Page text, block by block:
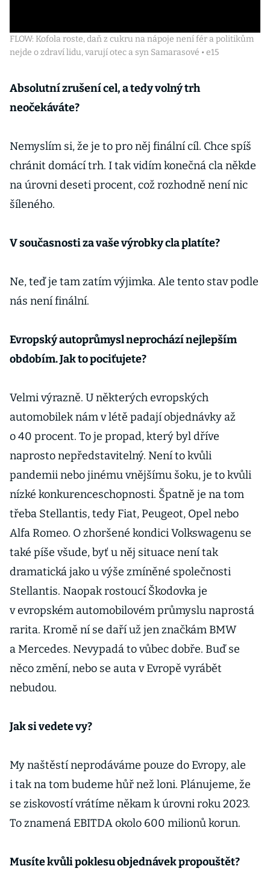
FLOW: Kofola roste, daň z cukru na nápoje není fér a politikům
nejde o zdraví lidu, varují otec a syn Samarasové • e15
Absolutní zrušení cel, a tedy volný trh
neočekáváte?
Nemyslím si, že je to pro něj finální cíl. Chce spíš
chránit domácí trh. I tak vidím konečná cla někde
na úrovni deseti procent, což rozhodně není nic
šíleného.
V současnosti za vaše výrobky cla platíte?
Ne, teď je tam zatím výjimka. Ale tento stav podle
nás není finální.
Evropský autoprůmysl neprochází nejlepším
obdobím. Jak to pociťujete?
Velmi výrazně. U některých evropských
automobilek nám v létě padají objednávky až
o 40 procent. To je propad, který byl dříve
naprosto nepředstavitelný. Není to kvůli
pandemii nebo jinému vnějšímu šoku, je to kvůli
nízké konkurenceschopnosti. Špatně je na tom
třeba Stellantis, tedy Fiat, Peugeot, Opel nebo
Alfa Romeo. O zhoršené kondici Volkswagenu se
také píše všude, byť u něj situace není tak
dramatická jako u výše zmíněné společnosti
Stellantis. Naopak rostoucí Škodovka je
v evropském automobilovém průmyslu naprostá
rarita. Kromě ní se daří už jen značkám BMW
a Mercedes. Nevypadá to vůbec dobře. Buď se
něco změní, nebo se auta v Evropě vyrábět
nebudou.
Jak si vedete vy?
My naštěstí neprodáváme pouze do Evropy, ale
i tak na tom budeme hůř než loni. Plánujeme, že
se ziskovostí vrátíme někam k úrovni roku 2023.
To znamená EBITDA okolo 600 milionů korun.
Musíte kvůli poklesu objednávek propouštět?